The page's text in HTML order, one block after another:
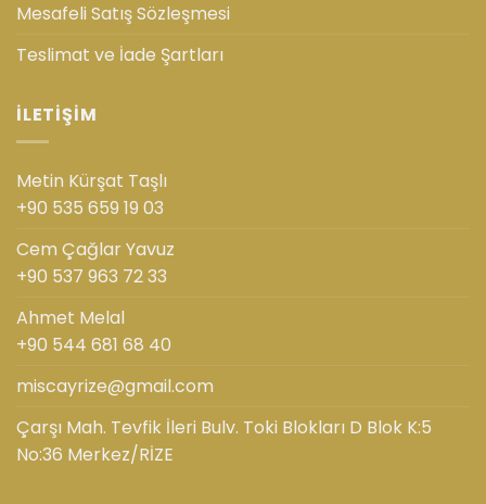
Mesafeli Satış Sözleşmesi
Teslimat ve İade Şartları
İLETIŞIM
Metin Kürşat Taşlı
+90 535 659 19 03
Cem Çağlar Yavuz
+90 537 963 72 33
Ahmet Melal
+90 544 681 68 40
miscayrize@gmail.com
Çarşı Mah. Tevfik İleri Bulv. Toki Blokları D Blok K:5
No:36 Merkez/RİZE